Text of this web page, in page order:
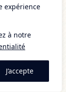
expérience
à notre
J’accepte